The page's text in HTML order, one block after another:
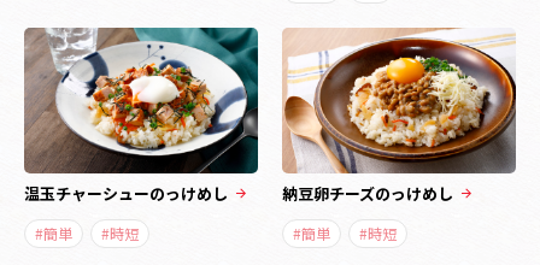
温玉チャーシューのっけめし
#簡単 #時短
納豆卵チーズのっけめし
#簡単 #時短